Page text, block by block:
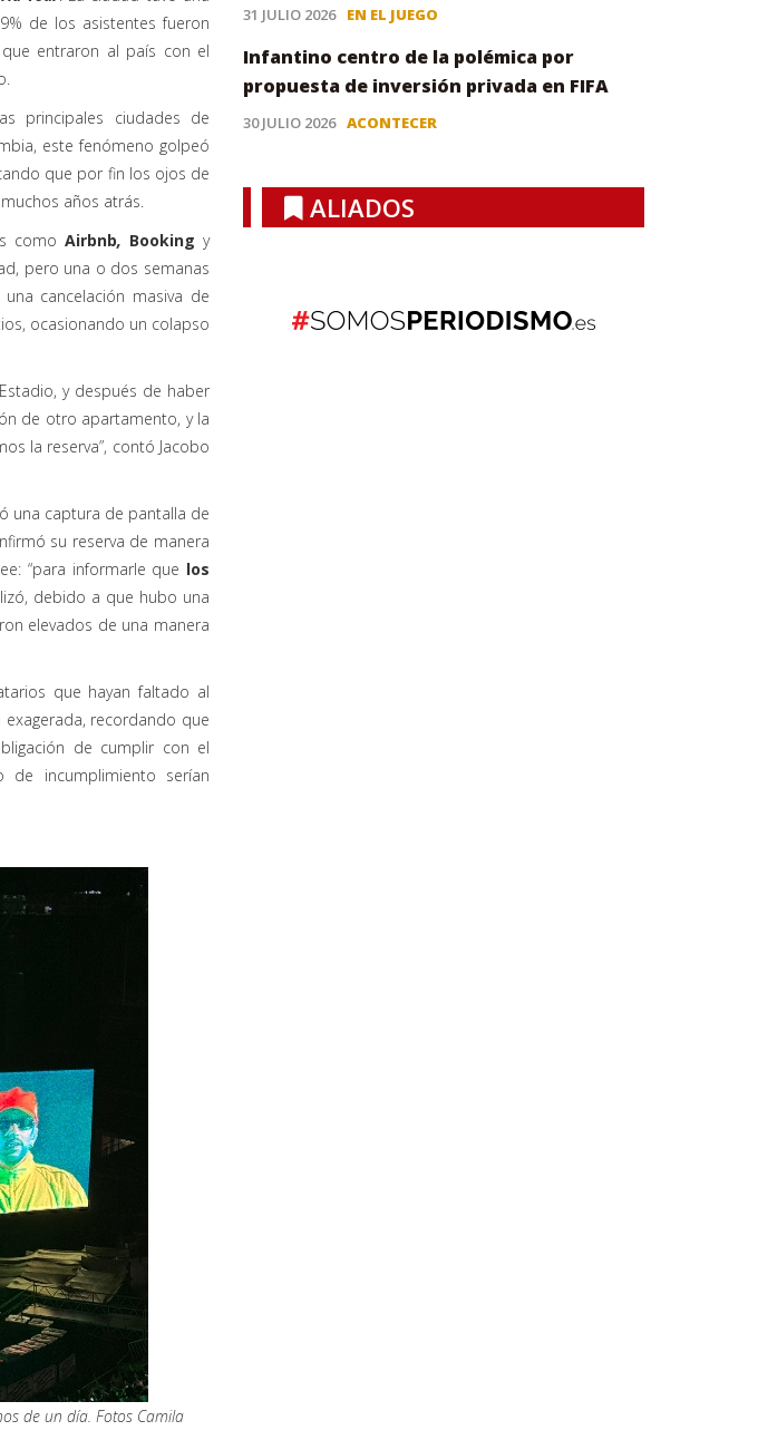
de los asistentes fueron
entraron al país con el
principales ciudades de
este fenómeno golpeó
que por fin los ojos de
años atrás.
como Airbnb, Booking y
pero una o dos semanas
cancelación masiva de
ocasionando un colapso
y después de haber
de otro apartamento, y la
la reserva”, contó Jacobo
una captura de pantalla de
su reserva de manera
“para informarle que los
debido a que hubo una
elevados de una manera
que hayan faltado al
recordando que
de cumplir con el
incumplimiento serían
de un día. Fotos Camila
31 JULIO 2026 EN EL JUEGO
Infantino centro de la polémica por
propuesta de inversión privada en FIFA
30 JULIO 2026 ACONTECER
ALIADOS